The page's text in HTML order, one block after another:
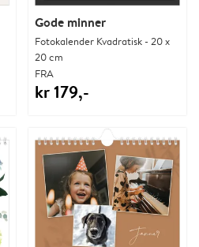
Gode minner
Fotokalender Kvadratisk - 20 x
20 cm
FRA
kr 179,-